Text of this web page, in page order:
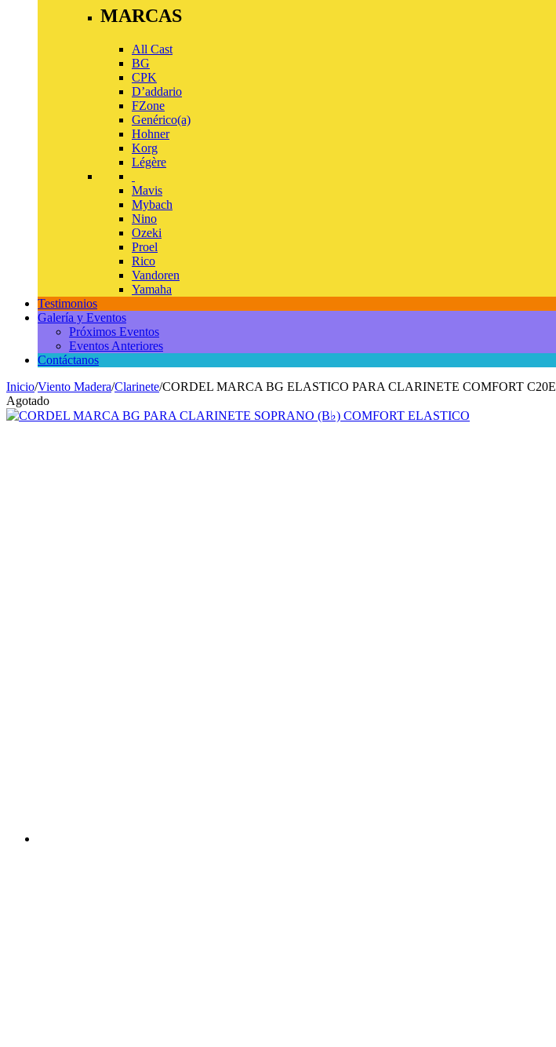
MARCAS
All Cast
BG
CPK
D’addario
FZone
Genérico(a)
Hohner
Korg
Légère
Mavis
Mybach
Nino
Ozeki
Proel
Rico
Vandoren
Yamaha
Testimonios
Galería y Eventos
Próximos Eventos
Eventos Anteriores
Contáctanos
Inicio/Viento Madera/Clarinete/CORDEL MARCA BG ELASTICO PARA CLARINETE COMFORT C20E
Agotado